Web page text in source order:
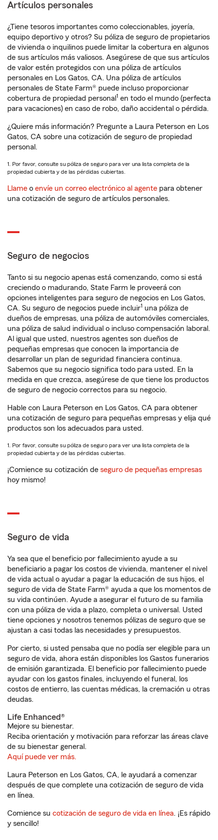
Artículos personales
¿Tiene tesoros importantes como coleccionables, joyería,
equipo deportivo y otros? Su póliza de seguro de propietarios
de vivienda o inquilinos puede limitar la cobertura en algunos
de sus artículos más valiosos. Asegúrese de que sus artículos
de valor estén protegidos con una póliza de artículos
personales en Los Gatos, CA. Una póliza de artículos
personales de State Farm® puede incluso proporcionar
cobertura de propiedad personal 1 en todo el mundo (perfecta
para vacaciones) en caso de robo, daño accidental o pérdida.
¿Quiere más información? Pregunte a Laura Peterson en Los
Gatos, CA sobre una cotización de seguro de propiedad
personal.
1. Por favor, consulte su póliza de seguro para ver una lista completa de la
propiedad cubierta y de las pérdidas cubiertas.
Llame o envíe un correo electrónico al agente para obtener
una cotización de seguro de artículos personales.
Seguro de negocios
Tanto si su negocio apenas está comenzando, como si está
creciendo o madurando, State Farm le proveerá con
opciones inteligentes para seguro de negocios en Los Gatos,
CA. Su seguro de negocios puede incluir1 una póliza de
dueños de empresas, una póliza de automóviles comerciales,
una póliza de salud individual o incluso compensación laboral.
Al igual que usted, nuestros agentes son dueños de
pequeñas empresas que conocen la importancia de
desarrollar un plan de seguridad financiera continua.
Sabemos que su negocio significa todo para usted. En la
medida en que crezca, asegúrese de que tiene los productos
de seguro de negocio correctos para su negocio.
Hable con Laura Peterson en Los Gatos, CA para obtener
una cotización de seguro para pequeñas empresas y elija qué
productos son los adecuados para usted.
1. Por favor, consulte su póliza de seguro para ver una lista completa de la
propiedad cubierta y de las pérdidas cubiertas.
¡Comience su cotización de seguro de pequeñas empresas
hoy mismo!
Seguro de vida
Ya sea que el beneficio por fallecimiento ayude a su
beneficiario a pagar los costos de vivienda, mantener el nivel
de vida actual o ayudar a pagar la educación de sus hijos, el
seguro de vida de State Farm® ayuda a que los momentos de
su vida continúen. Ayude a asegurar el futuro de su familia
con una póliza de vida a plazo, completa o universal. Usted
tiene opciones y nosotros tenemos pólizas de seguro que se
ajustan a casi todas las necesidades y presupuestos.
Por cierto, si usted pensaba que no podía ser elegible para un
seguro de vida, ahora están disponibles los Gastos funerarios
de emisión garantizada. El beneficio por fallecimiento puede
ayudar con los gastos finales, incluyendo el funeral, los
costos de entierro, las cuentas médicas, la cremación u otras
deudas.
Life Enhanced®
Mejore su bienestar.
Reciba orientación y motivación para reforzar las áreas clave
de su bienestar general.
Aquí puede ver más.
Laura Peterson en Los Gatos, CA, le ayudará a comenzar
después de que complete una cotización de seguro de vida
en línea.
Comience su cotización de seguro de vida en línea. ¡Es rápido
y sencillo!